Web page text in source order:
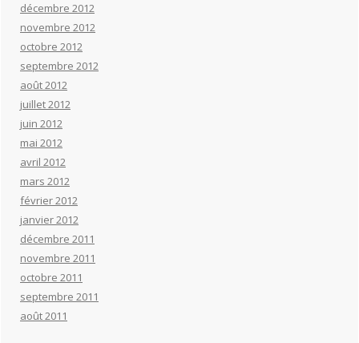
décembre 2012
novembre 2012
octobre 2012
septembre 2012
août 2012
juillet 2012
juin 2012
mai 2012
avril 2012
mars 2012
février 2012
janvier 2012
décembre 2011
novembre 2011
octobre 2011
septembre 2011
août 2011